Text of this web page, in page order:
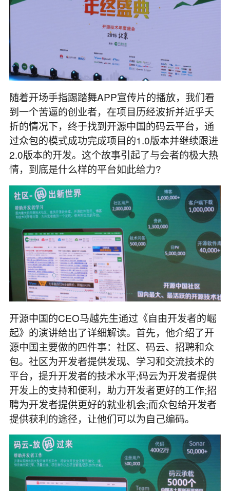
随着开场手指踢踏舞APP宣传片的播放，我们看
到一个苦逼的创业者，在项目历经波折并近乎夭
折的情况下，终于找到开源中国的码云平台，通
过众包的模式成功完成项目的1.0版本并继续跟进
2.0版本的开发。这个故事引起了与会者的极大热
情，到底是什么样的平台如此给力?
开源中国的CEO马越先生通过《自由开发者的崛
起》的演讲给出了详细解读。首先，他介绍了开
源中国主要做的四件事：社区、码云、招聘和众
包。社区为开发者提供发现、学习和交流技术的
平台，提升开发者的技术水平;码云为开发者提供
开发上的支持和便利，助力开发者更好的工作;招
聘为开发者提供更好的就业机会;而众包给开发者
提供获利的途径，让他们可以为自己编码。